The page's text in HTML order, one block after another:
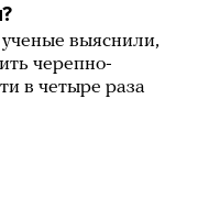
выяснили,
черепно-
в четыре раза